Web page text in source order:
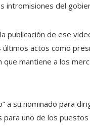
intromisiones del
de ese
actos como
que mantiene a los
su nominado para
uno de los